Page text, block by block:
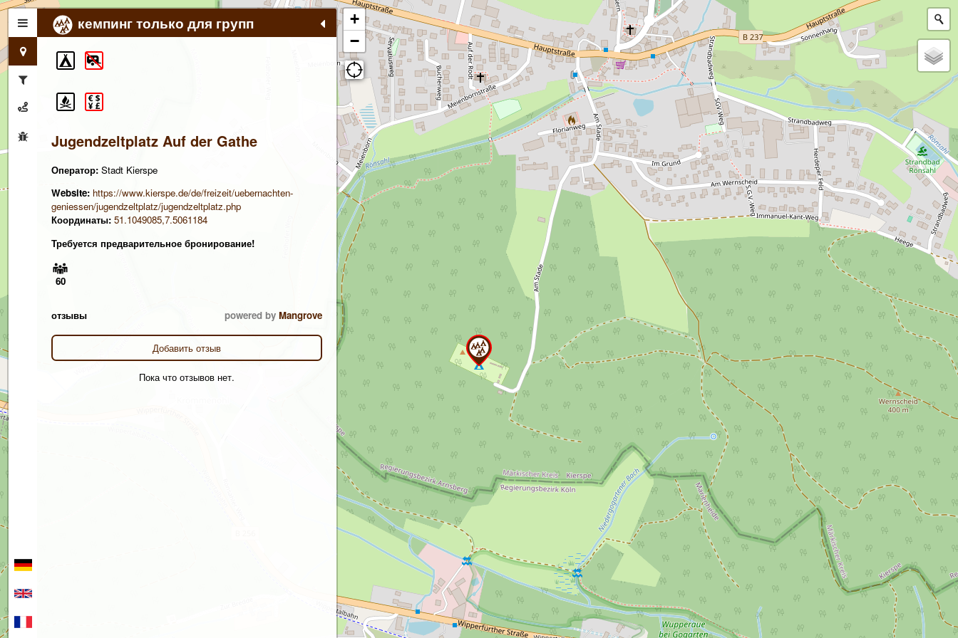
кемпинг только для групп
Jugendzeltplatz Auf der Gathe
Оператор: Stadt Kierspe
Website: https://www.kierspe.de/de/freizeit/uebernachten-
geniessen/jugendzeltplatz/jugendzeltplatz.php
Координаты: 51.1049085,7.5061184
Требуется предварительное бронирование!
60
отзывы powered by Mangrove
Добавить отзыв
Пока что отзывов нет.
+
−